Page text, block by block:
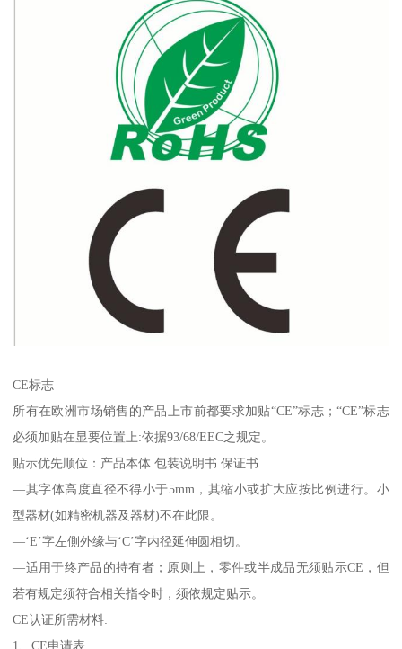
CE标志
所有在欧洲市场销售的产品上市前都要求加贴“CE”标志；“CE”标志
必须加贴在显要位置上:依据93/68/EEC之规定。
贴示优先顺位：产品本体 包装说明书 保证书
—其字体高度直径不得小于5mm，其缩小或扩大应按比例进行。小
型器材(如精密机器及器材)不在此限。
—‘E’字左側外缘与‘C’字内径延伸圆相切。
—适用于终产品的持有者；原则上，零件或半成品无须贴示CE，但
若有规定须符合相关指令时，须依规定贴示。
CE认证所需材料:
1、CE申请表